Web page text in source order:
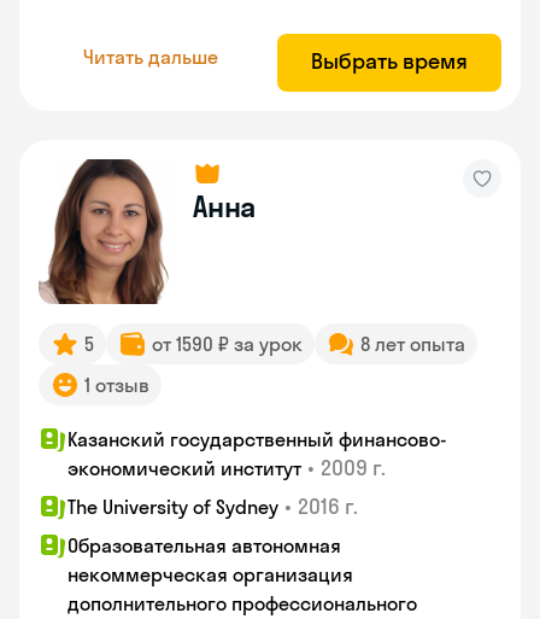
Читать дальше Выбрать время
Анна
5 от 1590 ₽ за урок
8 лет опыта
1 отзыв
Казанский государственный финансово-
экономический институт • 2009 г.
The University of Sydney • 2016 г.
Образовательная автономная
некоммерческая организация
дополнительного профессионального